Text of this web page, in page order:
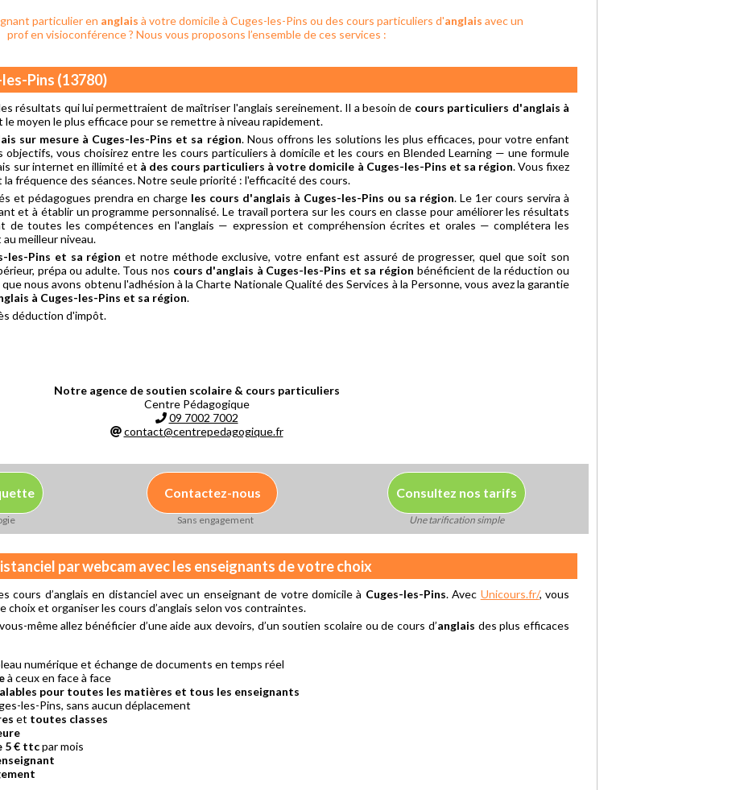
particulier en anglais à votre domicile à Cuges-les-Pins ou des cours particuliers d'anglais avec un
prof en visioconférence ? Nous vous proposons l’ensemble de ces services :
Pins (13780)
résultats qui lui permettraient de maîtriser l'anglais sereinement. Il a besoin de cours particuliers d'anglais à
le moyen le plus efficace pour se remettre à niveau rapidement.
sur mesure à Cuges-les-Pins et sa région. Nous offrons les solutions les plus efficaces, pour votre enfant
objectifs, vous choisirez entre les cours particuliers à domicile et les cours en Blended Learning — une formule
sur internet en illimité et à des cours particuliers à votre domicile à Cuges-les-Pins et sa région. Vous fixez
fréquence des séances. Notre seule priorité : l'efficacité des cours.
et pédagogues prendra en charge les cours d'anglais à Cuges-les-Pins ou sa région. Le 1er cours servira à
et à établir un programme personnalisé. Le travail portera sur les cours en classe pour améliorer les résultats
de toutes les compétences en l'anglais — expression et compréhension écrites et orales — complétera les
meilleur niveau.
les-Pins et sa région et notre méthode exclusive, votre enfant est assuré de progresser, quel que soit son
prépa ou adulte. Tous nos cours d'anglais à Cuges-les-Pins et sa région bénéficient de la réduction ou
nous avons obtenu l'adhésion à la Charte Nationale Qualité des Services à la Personne, vous avez la garantie
à Cuges-les-Pins et sa région.
déduction d'impôt.
Notre agence de soutien scolaire & cours particuliers
Centre Pédagogique
09 7002 7002
contact@centrepedagogique.fr
Contactez-nous
Sans engagement
Consultez nos tarifs
Une tarification simple
par webcam avec les enseignants de votre choix
cours d’anglais en distanciel avec un enseignant de votre domicile à Cuges-les-Pins. Avec Unicours.fr/, vous
choix et organiser les cours d’anglais selon vos contraintes.
même allez bénéficier d’une aide aux devoirs, d’un soutien scolaire ou de cours d’anglais des plus efficaces
numérique et échange de documents en temps réel
à ceux en face à face
pour toutes les matières et tous les enseignants
les-Pins, sans aucun déplacement
et toutes classes
5 € ttcpar mois